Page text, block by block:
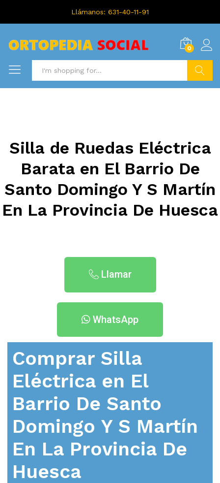
Llámanos: 631-40-11-91
0
Silla de Ruedas Eléctrica
Barata en El Barrio De
Santo Domingo Y S Martín
En La Provincia De Huesca
Llamar
WhatsApp
Comprar Silla
Eléctrica en El
Barrio De Santo
Domingo Y S Martín
En La Provincia De
Huesca